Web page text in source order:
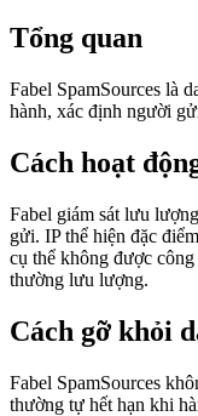
Tổng quan
Fabel SpamSources là
hành, xác định người
Cách hoạt
Fabel giám sát lưu
gửi. IP thể hiện đặc
cụ thể không được
thường lưu lượng.
Cách gỡ khỏi
Fabel SpamSources
thường tự hết hạn khi